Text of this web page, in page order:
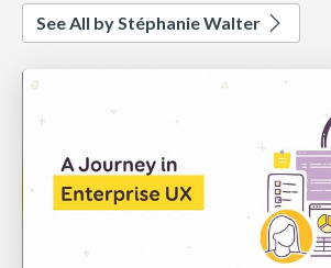
See All by Stéphanie Walter